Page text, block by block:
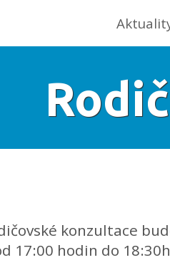
konzultace
17:00 hodin do